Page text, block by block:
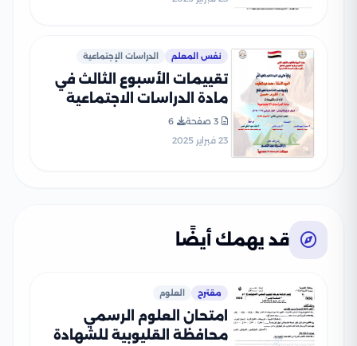
نفس المعلم الدراسات الإجتماعية
تقييمات الأسبوع الثالث في
مادة الدراسات الاجتماعية
للصف الرابع الإبتدائي الترم
الثاني 2025 بصيغة PDF
3 صفحة
6
23 فبراير 2025
قد يهمك أيضًا
مقترح العلوم
امتحان العلوم الرسمي
محافظة القليوبية للشهادة